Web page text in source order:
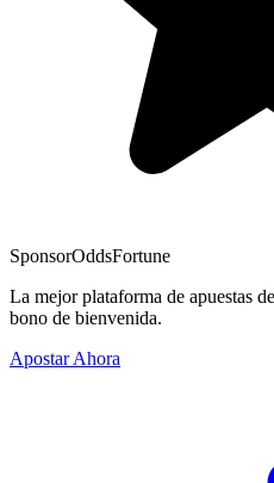
SponsorOddsFortune
La mejor plataforma de apuestas
bono de bienvenida.
Apostar Ahora